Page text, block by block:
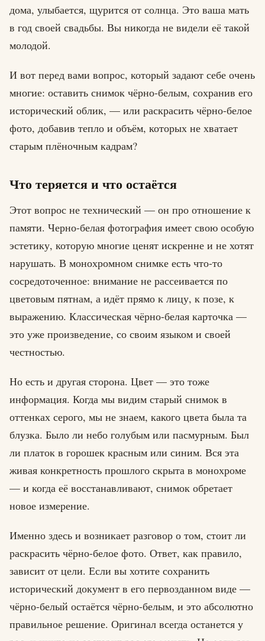
дома, улыбается, щурится от солнца. Это ваша мать
в год своей свадьбы. Вы никогда не видели её такой
молодой.
И вот перед вами вопрос, который задают себе очень
многие: оставить снимок чёрно-белым, сохранив его
исторический облик, — или раскрасить чёрно-белое
фото, добавив тепло и объём, которых не хватает
старым плёночным кадрам?
Что теряется и что остаётся
Этот вопрос не технический — он про отношение к
памяти. Черно-белая фотография имеет свою особую
эстетику, которую многие ценят искренне и не хотят
нарушать. В монохромном снимке есть что-то
сосредоточенное: внимание не рассеивается по
цветовым пятнам, а идёт прямо к лицу, к позе, к
выражению. Классическая чёрно-белая карточка —
это уже произведение, со своим языком и своей
честностью.
Но есть и другая сторона. Цвет — это тоже
информация. Когда мы видим старый снимок в
оттенках серого, мы не знаем, какого цвета была та
блузка. Было ли небо голубым или пасмурным. Был
ли платок в горошек красным или синим. Вся эта
живая конкретность прошлого скрыта в монохроме
— и когда её восстанавливают, снимок обретает
новое измерение.
Именно здесь и возникает разговор о том, стоит ли
раскрасить чёрно-белое фото. Ответ, как правило,
зависит от цели. Если вы хотите сохранить
исторический документ в его первозданном виде —
чёрно-белый остаётся чёрно-белым, и это абсолютно
правильное решение. Оригинал всегда останется у